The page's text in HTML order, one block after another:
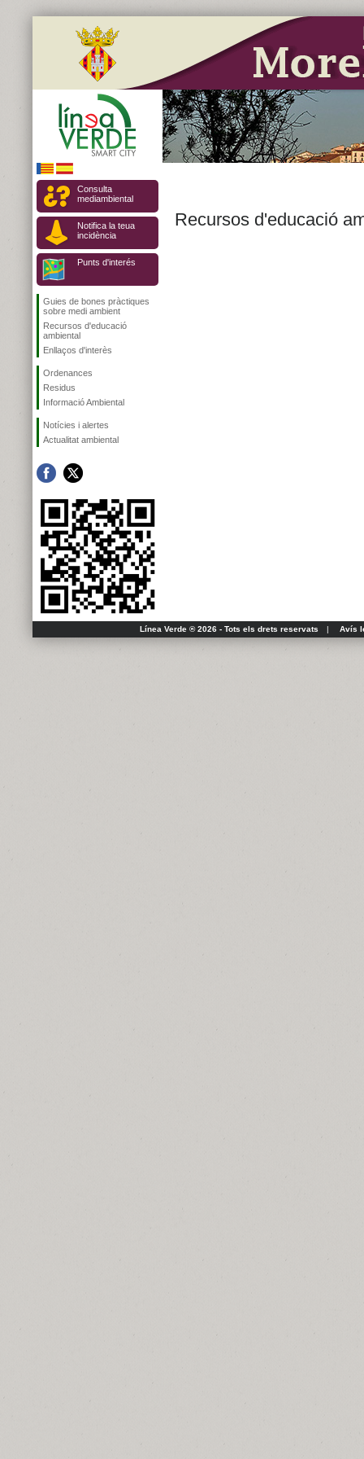
Consulta
mediambiental
Notifica la teua
incidència
Punts d'interés
Guies de bones pràctiques
sobre medi ambient
Recursos d'educació
ambiental
Enllaços d'interès
Ordenances
Residus
Informació Ambiental
Notícies i alertes
Actualitat ambiental
Recursos d'educació
Línea Verde ® 2026 - Tots els drets reservats | Avís